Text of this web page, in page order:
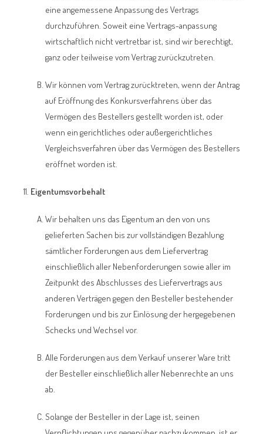
eine angemessene Anpassung des Vertrags
durchzuführen. Soweit eine Vertrags-anpassung
wirtschaftlich nicht vertretbar ist, sind wir berechtigt,
ganz oder teilweise vom Vertrag zurückzutreten.
Wir können vom Vertrag zurücktreten, wenn der Antrag
auf Eröffnung des Konkursverfahrens über das
Vermögen des Bestellers gestellt worden ist, oder
wenn ein gerichtliches oder außergerichtliches
Vergleichsverfahren über das Vermögen des Bestellers
eröffnet worden ist.
Eigentumsvorbehalt
Wir behalten uns das Eigentum an den von uns
gelieferten Sachen bis zur vollständigen Bezahlung
sämtlicher Forderungen aus dem Liefervertrag
einschließlich aller Nebenforderungen sowie aller im
Zeitpunkt des Abschlusses des Liefervertrags aus
anderen Verträgen gegen den Besteller bestehender
Forderungen und bis zur Einlösung der hergegebenen
Schecks und Wechsel vor.
Alle Forderungen aus dem Verkauf unserer Ware tritt
der Besteller einschließlich aller Nebenrechte an uns
ab.
Solange der Besteller in der Lage ist, seinen